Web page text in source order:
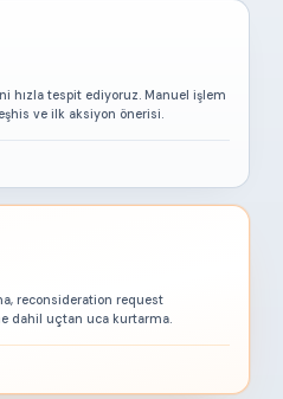
hızla tespit ediyoruz. Manuel işlem
ve ilk aksiyon önerisi.
reconsideration request
dahil uçtan uca kurtarma.